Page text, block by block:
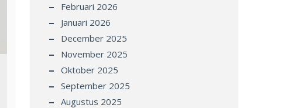
Februari 2026
Januari 2026
December 2025
November 2025
Oktober 2025
September 2025
Augustus 2025